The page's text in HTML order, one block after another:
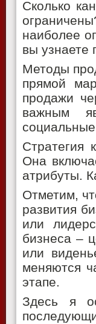
Сколько
наиболее
вы узнаете
Методы
прямой
продажи
важным
Стратегия
Она
атрибуты.
Отметим,
развития
или
бизнеса –
или
меняются
этапе.
Здесь я